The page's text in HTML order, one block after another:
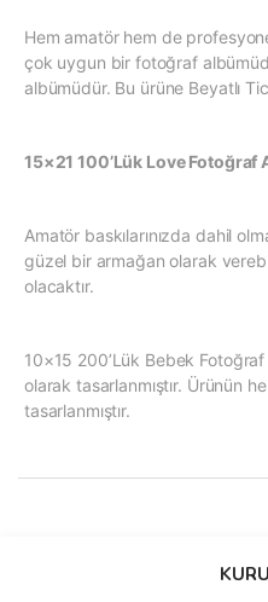
Hem amatör hem de
çok uygun bir fotoğraf
albümüdür. Bu ürüne Beyatlı
15×21 100’Lük Love Fotoğraf
Amatör baskılarınızda dahil
güzel bir armağan olarak
olacaktır.
10×15 200’Lük Bebek
olarak tasarlanmıştır. Ürünün
tasarlanmıştır.
Bu ürüne ilk